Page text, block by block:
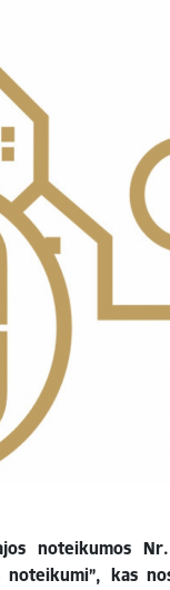
noteikumos
noteikumi”, kas